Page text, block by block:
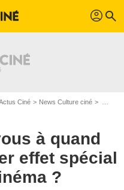
profil search
Ciné News Culture ciné
à quand
effet spécial
?